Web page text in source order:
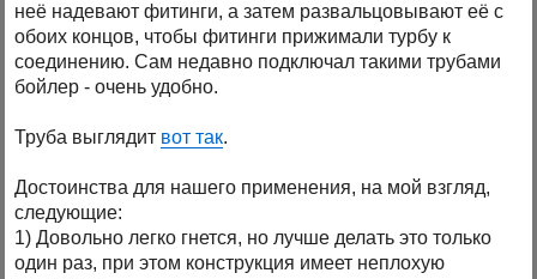
неё надевают фитинги, а затем развальцовывают её с
обоих концов, чтобы фитинги прижимали турбу к
соединению. Сам недавно подключал такими трубами
бойлер - очень удобно.
Труба выглядит вот так.
Достоинства для нашего применения, на мой взгляд,
следующие:
1) Довольно легко гнется, но лучше делать это только
один раз, при этом конструкция имеет неплохую